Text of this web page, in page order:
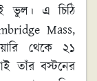
ভুল। এ চিঠি
Mass,
থেকে ২১
তাঁর বস্টনের